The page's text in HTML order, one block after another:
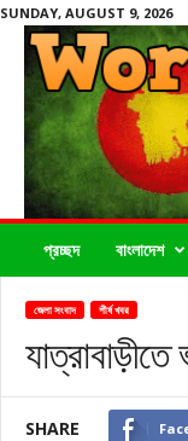
SUNDAY, AUGUST 9, 2026
প্রচ্ছদ বাংলাদেশ
জেলা সংবাদ শীর্ষ খবর
SHARE